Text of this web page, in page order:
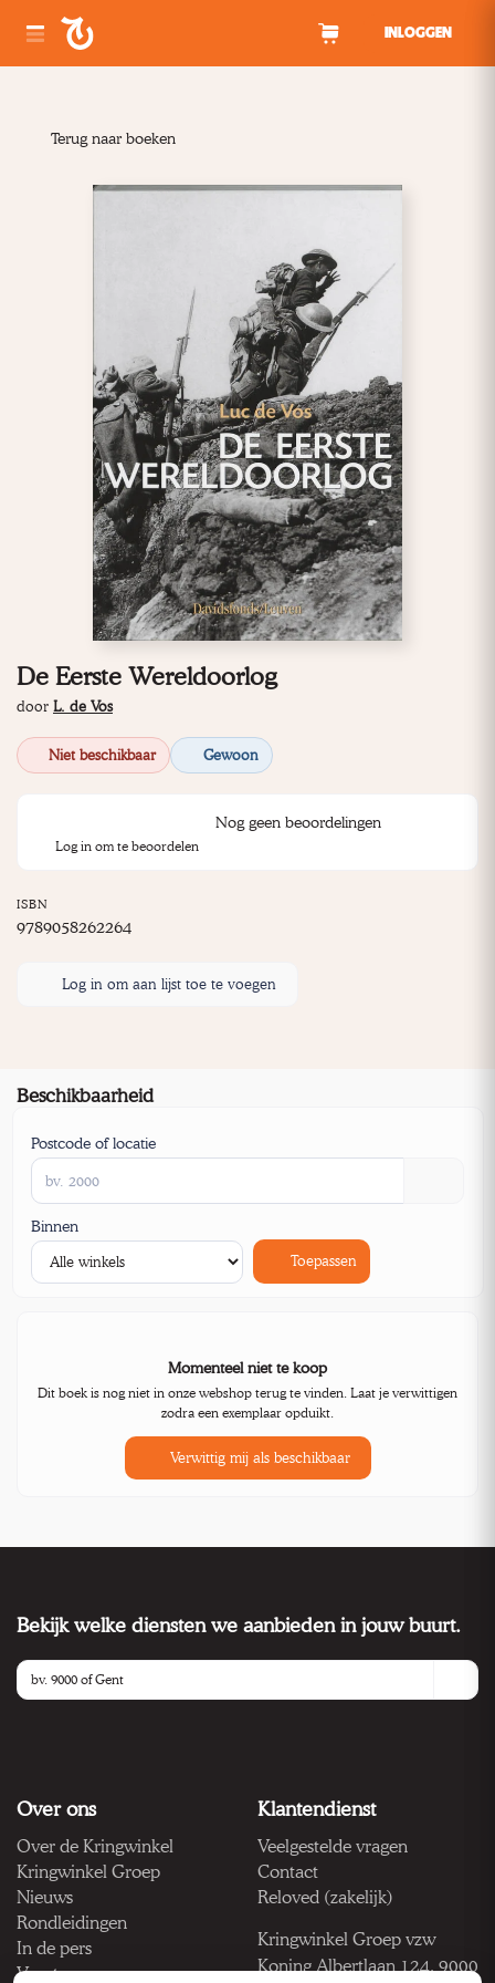
INLOGGEN
Terug naar boeken
De Eerste Wereldoorlog
door L. de Vos
Niet beschikbaar Gewoon
Nog geen beoordelingen
Log in om te beoordelen
ISBN
9789058262264
Log in om aan lijst toe te voegen
Beschikbaarheid
Postcode of locatie
Binnen
Toepassen
Momenteel niet te koop
Dit boek is nog niet in onze webshop terug te vinden. Laat je verwittigen
zodra een exemplaar opduikt.
Verwittig mij als beschikbaar
Bekijk welke diensten we aanbieden in jouw buurt.
Over ons
Over de Kringwinkel
Kringwinkel Groep
Nieuws
Rondleidingen
In de pers
Vacatures
Klantendienst
Veelgestelde vragen
Contact
Reloved (zakelijk)
Kringwinkel Groep vzw
Koning Albertlaan 124, 9000